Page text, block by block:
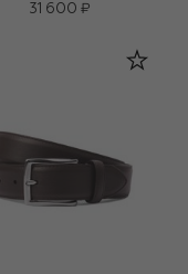
31 600 ₽